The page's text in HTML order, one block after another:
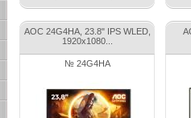
AOC 24G4HA, 23.8" IPS WLED,
1920x1080...
№ 24G4HA